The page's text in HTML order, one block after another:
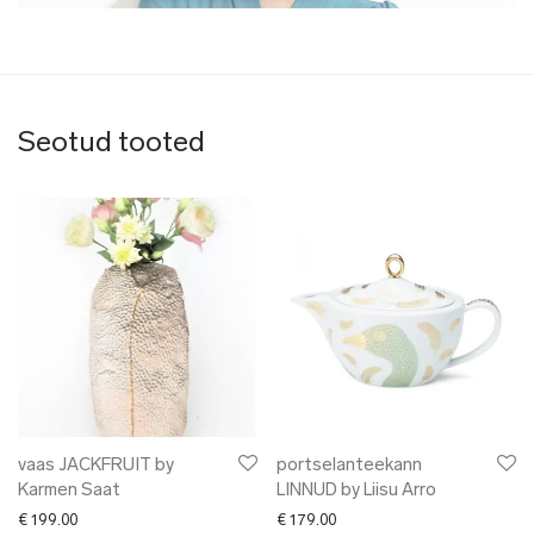
Seotud tooted
vaas JACKFRUIT by
Karmen Saat
€ 199.00
portselanteekann
LINNUD by Liisu Arro
€ 179.00